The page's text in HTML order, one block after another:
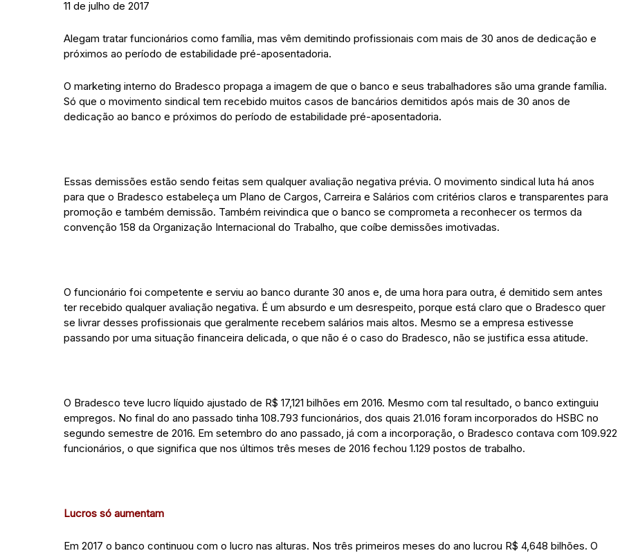
11 de julho de 2017
Alegam tratar funcionários como família, mas vêm demitindo profissionais com mais de 30 anos de dedicação e
próximos ao período de estabilidade pré-aposentadoria.
O marketing interno do Bradesco propaga a imagem de que o banco e seus trabalhadores são uma grande família.
Só que o movimento sindical tem recebido muitos casos de bancários demitidos após mais de 30 anos de
dedicação ao banco e próximos do período de estabilidade pré-aposentadoria.
Essas demissões estão sendo feitas sem qualquer avaliação negativa prévia. O movimento sindical luta há anos
para que o Bradesco estabeleça um Plano de Cargos, Carreira e Salários com critérios claros e transparentes para
promoção e também demissão. Também reivindica que o banco se comprometa a reconhecer os termos da
convenção 158 da Organização Internacional do Trabalho, que coíbe demissões imotivadas.
O funcionário foi competente e serviu ao banco durante 30 anos e, de uma hora para outra, é demitido sem antes
ter recebido qualquer avaliação negativa. É um absurdo e um desrespeito, porque está claro que o Bradesco quer
se livrar desses profissionais que geralmente recebem salários mais altos. Mesmo se a empresa estivesse
passando por uma situação financeira delicada, o que não é o caso do Bradesco, não se justifica essa atitude.
O Bradesco teve lucro líquido ajustado de R$ 17,121 bilhões em 2016. Mesmo com tal resultado, o banco extinguiu
empregos. No final do ano passado tinha 108.793 funcionários, dos quais 21.016 foram incorporados do HSBC no
segundo semestre de 2016. Em setembro do ano passado, já com a incorporação, o Bradesco contava com 109.922
funcionários, o que significa que nos últimos três meses de 2016 fechou 1.129 postos de trabalho.
Lucros só aumentam
Em 2017 o banco continuou com o lucro nas alturas. Nos três primeiros meses do ano lucrou R$ 4,648 bilhões. O